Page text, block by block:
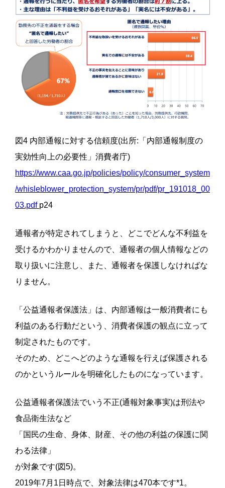
図4 内部通報に対する信頼度(出所:「内部通報制度の
実効性向上の必要性」消費者庁)
https://www.caa.go.jp/policies/policy/consumer_system
/whisleblower_protection_system/pr/pdf/pr_191018_00
03.pdf p24
通報者が特定されてしまうと、どこでどんな不利益を
受けるかわかりませんので、通報者の個人情報などの
取り扱いに注意し、また、通報者を保護しなければな
りません。
「公益通報者保護法」は、内部通報は一般消費者にも
利益のある行動だという、消費者保護の観点に立って
制定されたものです。
そのため、どこへどのような通報を行えば保護される
のかというルールを明確化したものになっています。
公益通報者保護法でいう不正(通報対象事実)は刑法や
食品衛生法など
「国民の生命、身体、財産、その他の利益の保護に関
わる法律」
が対象です(図5)。
2019年7月1日時点で、対象法律は470本です*1。